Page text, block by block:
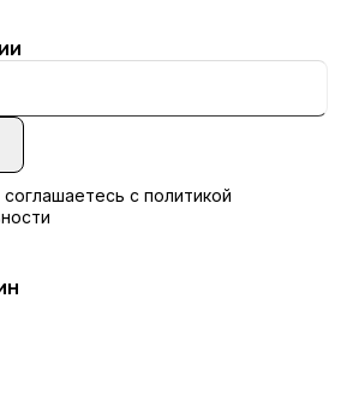
с политикой